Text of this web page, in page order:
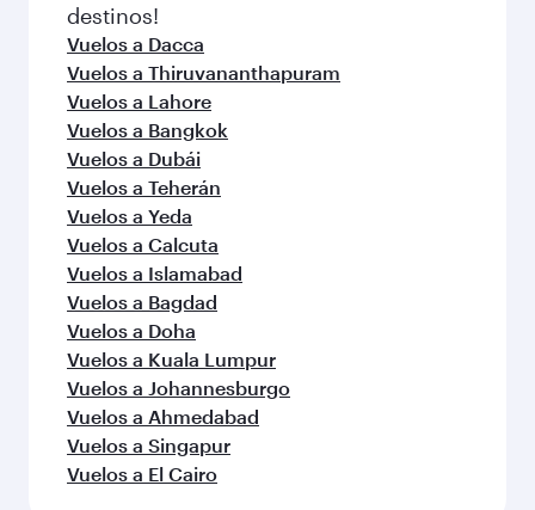
destinos!
Vuelos a Dacca
Vuelos a Thiruvananthapuram
Vuelos a Lahore
Vuelos a Bangkok
Vuelos a Dubái
Vuelos a Teherán
Vuelos a Yeda
Vuelos a Calcuta
Vuelos a Islamabad
Vuelos a Bagdad
Vuelos a Doha
Vuelos a Kuala Lumpur
Vuelos a Johannesburgo
Vuelos a Ahmedabad
Vuelos a Singapur
Vuelos a El Cairo